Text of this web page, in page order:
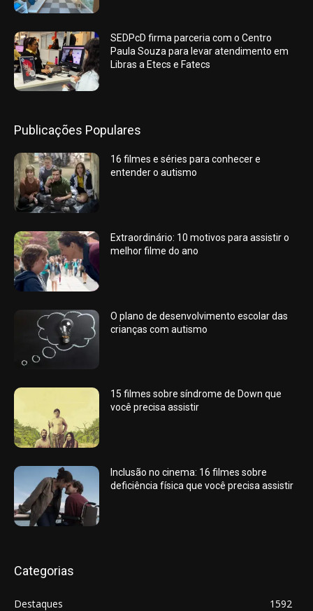
SEDPcD firma parceria com o Centro
Paula Souza para levar atendimento em
Libras a Etecs e Fatecs
Publicações Populares
16 filmes e séries para conhecer e
entender o autismo
Extraordinário: 10 motivos para assistir o
melhor filme do ano
O plano de desenvolvimento escolar das
crianças com autismo
15 filmes sobre síndrome de Down que
você precisa assistir
Inclusão no cinema: 16 filmes sobre
deficiência física que você precisa assistir
Categorias
Destaques
1592